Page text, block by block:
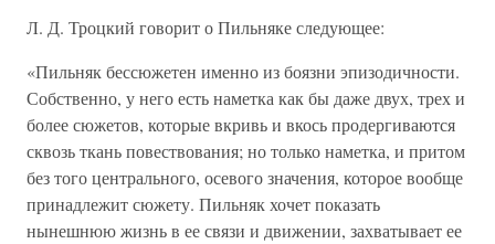
Л. Д. Троцкий говорит о Пильняке следующее:
«Пильняк бессюжетен именно из боязни эпизодичности.
Собственно, у него есть наметка как бы даже двух, трех и
более сюжетов, которые вкривь и вкось продергиваются
сквозь ткань повествования; но только наметка, и притом
без того центрального, осевого значения, которое вообще
принадлежит сюжету. Пильняк хочет показать
нынешнюю жизнь в ее связи и движении, захватывает ее